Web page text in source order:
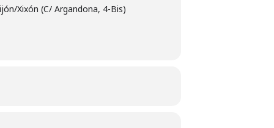
Xixón (C/ Argandona, 4-Bis)